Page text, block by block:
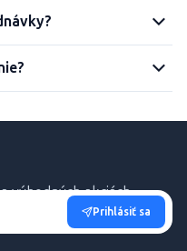
výhodných akciách.
Prihlásiť sa